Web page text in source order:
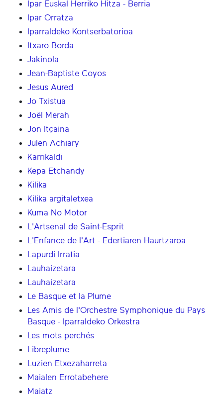
Ipar Euskal Herriko Hitza - Berria
Ipar Orratza
Iparraldeko Kontserbatorioa
Itxaro Borda
Jakinola
Jean-Baptiste Coyos
Jesus Aured
Jo Txistua
Joël Merah
Jon Itçaina
Julen Achiary
Karrikaldi
Kepa Etchandy
Kilika
Kilika argitaletxea
Kuma No Motor
L'Artsenal de Saint-Esprit
L'Enfance de l'Art - Edertiaren Haurtzaroa
Lapurdi Irratia
Lauhaizetara
Lauhaizetara
Le Basque et la Plume
Les Amis de l'Orchestre Symphonique du Pays
Basque - Iparraldeko Orkestra
Les mots perchés
Libreplume
Luzien Etxezaharreta
Maialen Errotabehere
Maiatz